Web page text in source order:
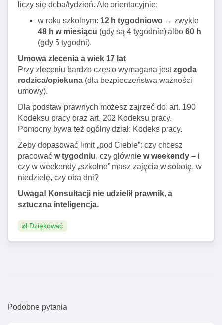
liczy się doba/tydzień. Ale orientacyjnie:
w roku szkolnym: 12 h tygodniowo → zwykle
48 h w miesiącu (gdy są 4 tygodnie) albo 60 h
(gdy 5 tygodni).
Umowa zlecenia a wiek 17 lat
Przy zleceniu bardzo często wymagana jestzgoda
rodzica/opiekuna (dla bezpieczeństwa ważności
umowy).
Dla podstaw prawnych możesz zajrzeć do: art. 190
Kodeksu pracy oraz art. 202 Kodeksu pracy.
Pomocny bywa też ogólny dział: Kodeks pracy.
Żeby dopasować limit „pod Ciebie”: czy chcesz
pracować w tygodniu, czy głównie w weekendy – i
czy w weekendy „szkolne” masz zajęcia w sobotę, w
niedzielę, czy oba dni?
Uwaga! Konsultacji nie udzielił prawnik, a
sztuczna inteligencja.
zł Dziękować
Podobne pytania